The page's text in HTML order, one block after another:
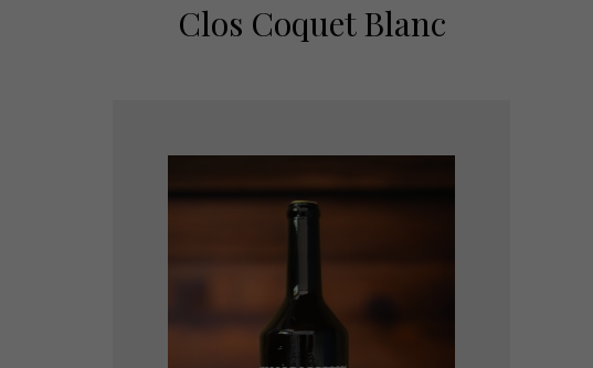
Clos Coquet Blanc